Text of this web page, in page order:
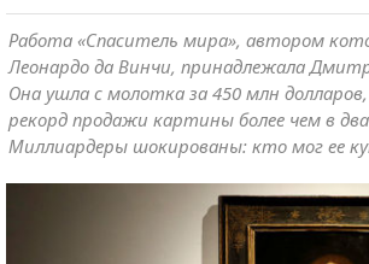
Работа «Спаситель мира», автором
Леонардо да Винчи, принадлежала
Она ушла с молотка за 450 млн
рекорд продажи картины более чем в два
Миллиардеры шокированы: кто мог ее